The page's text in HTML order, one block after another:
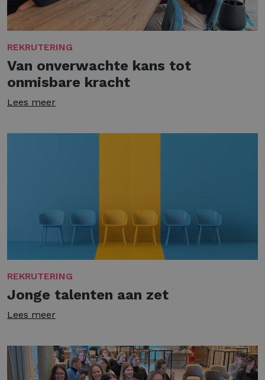
REKRUTERING
Van onverwachte kans tot
onmisbare kracht
Lees meer
REKRUTERING
Jonge talenten aan zet
Lees meer